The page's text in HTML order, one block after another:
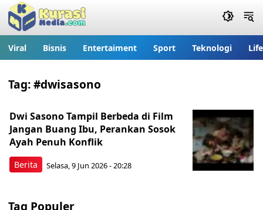
Viral Bisnis Entertaiment Sport Teknologi
Tag:#dwisasono
Berita
Dwi Sasono Tampil Berbeda di Film
Jangan Buang Ibu, Perankan Sosok
Ayah Penuh Konflik
Selasa, 9 Jun 2026 - 20:28
Tag Populer